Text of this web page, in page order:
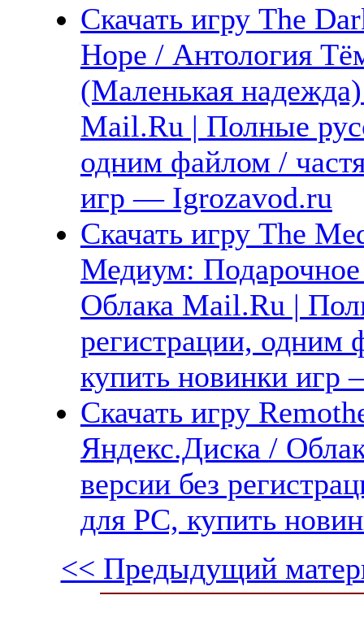
Скачать игру The
Hope / Антология
(Маленькая
Mail.Ru | Полные
одним файлом /
игр — Igrozavod.ru
Скачать игру The
Медиум: Подарочное
Облака Mail.Ru |
регистрации, одним
купить новинки
Скачать игру
Яндекс.Диска /
версии без
для PC, купить
<< Предыдущий